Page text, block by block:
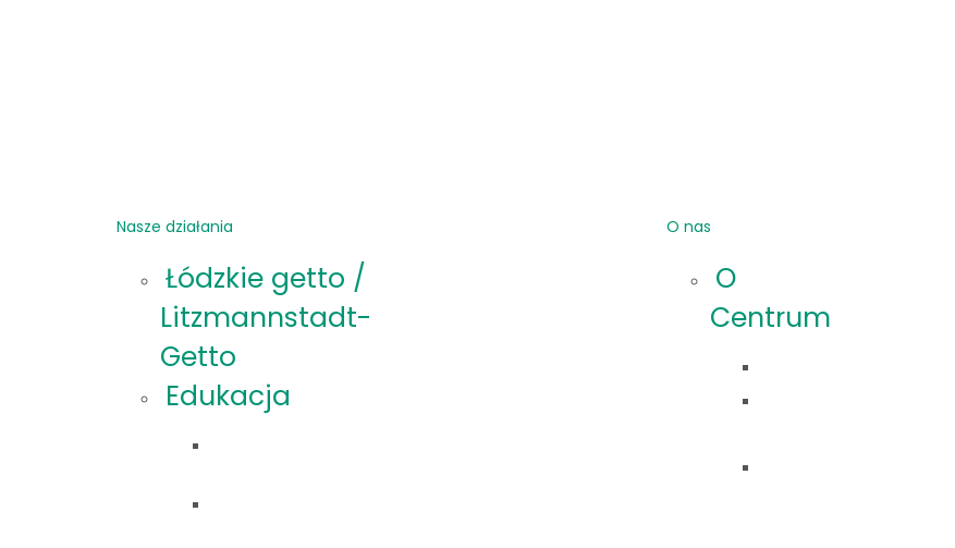
Nasze działania
Łódzkie getto /
Litzmannstadt-
Getto
Edukacja
O nas
O
Centrum